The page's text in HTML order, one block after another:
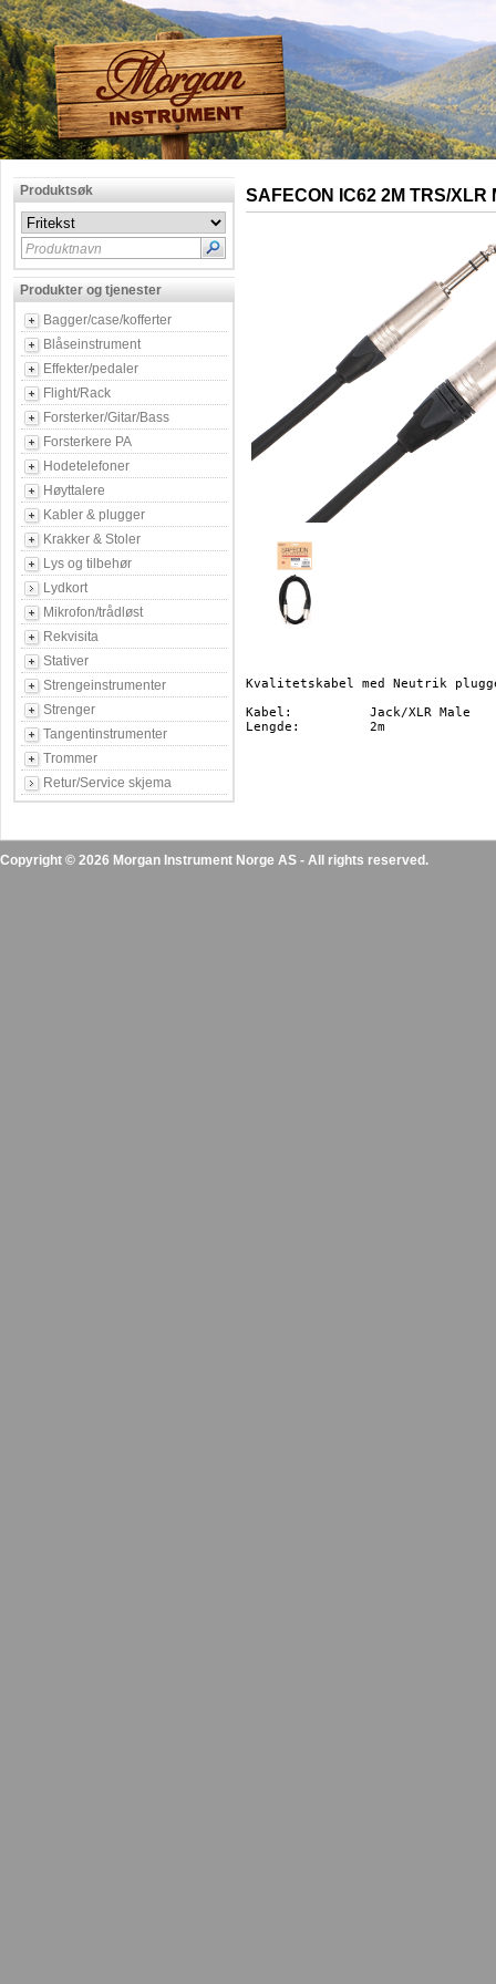
Produktsøk
Produktnavn
Produkter og tjenester
Bagger/case/kofferter
Blåseinstrument
Effekter/pedaler
Flight/Rack
Forsterker/Gitar/Bass
Forsterkere PA
Hodetelefoner
Høyttalere
Kabler & plugger
Krakker & Stoler
Lys og tilbehør
Lydkort
Mikrofon/trådløst
Rekvisita
Stativer
Strengeinstrumenter
Strenger
Tangentinstrumenter
Trommer
Retur/Service skjema
SAFECON IC62 2M TRS/XLR
Kvalitetskabel med Neutrik
Kabel:		Jack/XLR Male
Lengde:		2m
Copyright © 2026 Morgan Instrument Norge AS - All rights reserved.